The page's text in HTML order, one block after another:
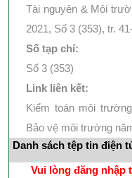
Tài nguyên & Môi
2021, Số 3 (353), tr.
Số tạp chí:
Số 3 (353)
Link liên kết:
Kiểm toán môi
Bảo vệ môi trường
Danh sách tệp tin điện
Vui lòng đăng nhập